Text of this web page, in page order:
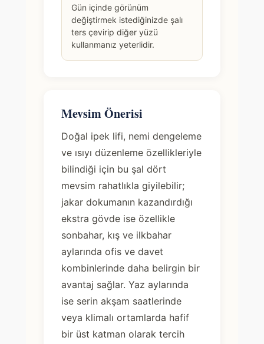
Gün içinde görünüm
değiştirmek istediğinizde şalı
ters çevirip diğer yüzü
kullanmanız yeterlidir.
Mevsim Önerisi
Doğal ipek lifi, nemi dengeleme
ve ısıyı düzenleme özellikleriyle
bilindiği için bu şal dört
mevsim rahatlıkla giyilebilir;
jakar dokumanın kazandırdığı
ekstra gövde ise özellikle
sonbahar, kış ve ilkbahar
aylarında ofis ve davet
kombinlerinde daha belirgin bir
avantaj sağlar. Yaz aylarında
ise serin akşam saatlerinde
veya klimalı ortamlarda hafif
bir üst katman olarak tercih